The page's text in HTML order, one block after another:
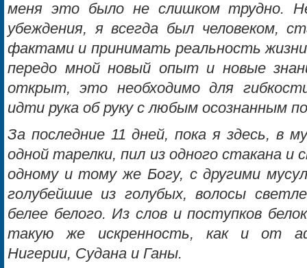
меня это было не слишком трудно.
убеждения, я всегда был человеком,
фактами и принимать реальность жизни
передо мной новый опыт и новые
открыт, это необходимо для
идти рука об руку с любым осознанным
За последние 11 дней, пока я здесь, в
одной тарелки, пил из одного стакана и
одному и тому же Богу, с другими
голубейшие из голубых, волосы
белее белого. Из слов и поступков
такую же искренность, как и от
Нигерии, Судана и Ганы.